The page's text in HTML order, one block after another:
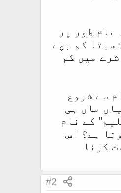
طور پر
کم بچے
میں کم
سے شروع
ماں ہی
کے نام
ہے؟ اس
کرنا
#2